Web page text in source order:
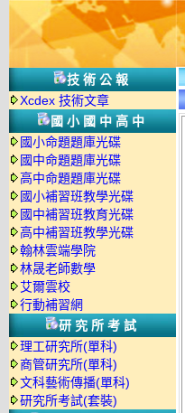
技術公報
Xcdex 技術文章
國小國中高中
國小命題題庫光碟
國中命題題庫光碟
高中命題題庫光碟
國小補習班教學光碟
國中補習班教育光碟
高中補習班教學光碟
翰林雲端學院
林晟老師數學
艾爾雲校
行動補習網
研究所考試
理工研究所(單科)
商管研究所(單科)
文科藝術傳播(單科)
研究所考試(套裝)